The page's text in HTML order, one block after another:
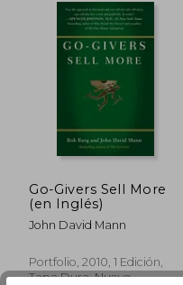
Go-Givers Sell More
(en Inglés)
John David Mann
Portfolio, 2010, 1 Edición,
Tapa Dura, Nuevo